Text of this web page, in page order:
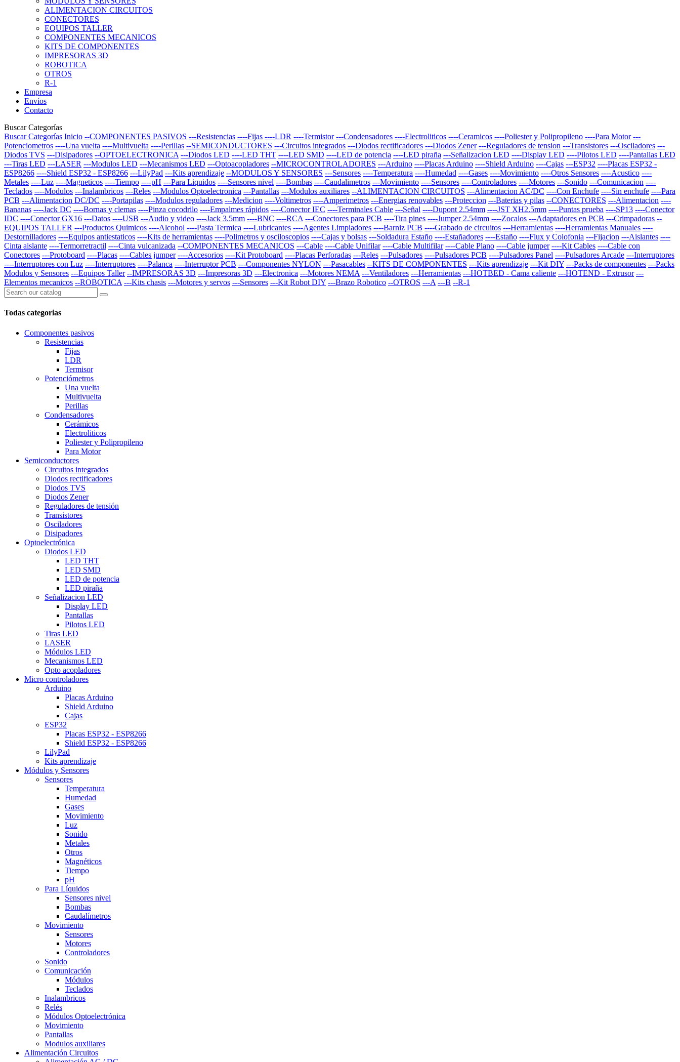
ALIMENTACION CIRCUITOS
CONECTORES
EQUIPOS TALLER
COMPONENTES MECANICOS
KITS DE COMPONENTES
IMPRESORAS 3D
ROBOTICA
OTROS
R-1
Empresa
Envíos
Contacto
Buscar Categorías
Buscar Categorías Inicio --COMPONENTES PASIVOS ---Resistencias ----Fijas ----LDR ----Termistor ---Condensadores ----Electroliticos ----Ceramicos ----Poliester y Polipropileno ----Para Motor ---
Potenciometros ----Una vuelta ----Multivuelta ----Perillas --SEMICONDUCTORES ---Circuitos integrados ---Diodos rectificadores ---Diodos Zener ---Reguladores de tension ---Transistores ---Osciladores ---
Diodos TVS ---Disipadores --OPTOELECTRONICA ---Diodos LED ----LED THT ----LED SMD ----LED de potencia ----LED piraña ---Señalizacion LED ----Display LED ----Pilotos LED ----Pantallas LED
---Tiras LED ---LASER ---Modulos LED ---Mecanismos LED ---Optoacopladores --MICROCONTROLADORES ---Arduino ----Placas Arduino ----Shield Arduino ----Cajas ---ESP32 ----Placas ESP32 -
ESP8266 ----Shield ESP32 - ESP8266 ---LilyPad ---Kits aprendizaje --MODULOS Y SENSORES ---Sensores ----Temperatura ----Humedad ----Gases ----Movimiento ----Otros Sensores ----Acustico ----
Metales ----Luz ----Magneticos ----Tiempo ----pH ---Para Liquidos ----Sensores nivel ----Bombas ----Caudalimetros ---Movimiento ----Sensores ----Controladores ----Motores ---Sonido ---Comunicacion ----
Teclados ----Modulos ---Inalambricos ---Reles ---Modulos Optoelectronica ---Pantallas ---Modulos auxiliares --ALIMENTACION CIRCUITOS ---Alimentacion AC/DC ----Con Enchufe ----Sin enchufe ----Para
PCB ---Alimentacion DC/DC ----Portapilas ----Modulos reguladores ---Medicion ----Voltimetros ----Amperimetros ---Energias renovables ---Proteccion ---Baterias y pilas --CONECTORES ---Alimentacion ----
Bananas ----Jack DC ----Bornas y clemas ----Pinza cocodrilo ----Empalmes rápidos ----Conector IEC ----Terminales Cable ---Señal ----Dupont 2.54mm ----JST XH2.5mm ----Puntas prueba ----SP13 ----Conector
IDC ----Conector GX16 ---Datos ----USB ---Audio y video ----Jack 3.5mm ----BNC ----RCA ---Conectores para PCB ----Tira pines ----Jumper 2.54mm ----Zocalos ---Adaptadores en PCB ---Crimpadoras --
EQUIPOS TALLER ---Productos Quimicos ----Alcohol ----Pasta Termica ----Lubricantes ----Agentes Limpiadores ----Barniz PCB ----Grabado de circuitos ---Herramientas ----Herramientas Manuales ----
Destornilladores ----Equipos antiestaticos ----Kits de herramientas ----Polimetros y osciloscopios ----Cajas y bolsas ---Soldadura Estaño ----Estañadores ----Estaño ----Flux y Colofonia ---Fijacion ---Aislantes ----
Cinta aislante ----Termorretractil ----Cinta vulcanizada --COMPONENTES MECANICOS ---Cable ----Cable Unifilar ----Cable Multifilar ----Cable Plano ----Cable jumper ----Kit Cables ----Cable con
Conectores ---Protoboard ----Placas ----Cables jumper ----Accesorios ----Kit Protoboard ----Placas Perforadas ---Reles ---Pulsadores ----Pulsadores PCB ----Pulsadores Panel ----Pulsadores Arcade ---Interruptores
----Interruptores con Luz ----Interruptores ----Palanca ----Interruptor PCB ---Componentes NYLON ---Pasacables --KITS DE COMPONENTES ---Kits aprendizaje ---Kit DIY ---Packs de componentes ---Packs
Modulos y Sensores ---Equipos Taller --IMPRESORAS 3D ---Impresoras 3D ---Electronica ---Motores NEMA ---Ventiladores ---Herramientas ---HOTBED - Cama caliente ---HOTEND - Extrusor ---
Elementos mecanicos --ROBOTICA ---Kits chasis ---Motores y servos ---Sensores ---Kit Robot DIY ---Brazo Robotico --OTROS ---A ---B --R-1
Todas categorias
Componentes pasivos
Resistencias
Fijas
LDR
Termisor
Potenciómetros
Una vuelta
Multivuelta
Perillas
Condensadores
Cerámicos
Electroliticos
Poliester y Polipropileno
Para Motor
Semiconductores
Circuitos integrados
Diodos rectificadores
Diodos TVS
Diodos Zener
Reguladores de tensión
Transistores
Osciladores
Disipadores
Optoelectrónica
Diodos LED
LED THT
LED SMD
LED de potencia
LED piraña
Señalizacion LED
Display LED
Pantallas
Pilotos LED
Tiras LED
LASER
Módulos LED
Mecanismos LED
Opto acopladores
Micro controladores
Arduino
Placas Arduino
Shield Arduino
Cajas
ESP32
Placas ESP32 - ESP8266
Shield ESP32 - ESP8266
LilyPad
Kits aprendizaje
Módulos y Sensores
Sensores
Temperatura
Humedad
Gases
Movimiento
Luz
Sonido
Metales
Otros
Magnéticos
Tiempo
pH
Para Líquidos
Sensores nivel
Bombas
Caudalímetros
Movimiento
Sensores
Motores
Controladores
Sonido
Comunicación
Módulos
Teclados
Inalambricos
Relés
Módulos Optoelectrónica
Movimiento
Pantallas
Modulos auxiliares
Alimentación Circuitos